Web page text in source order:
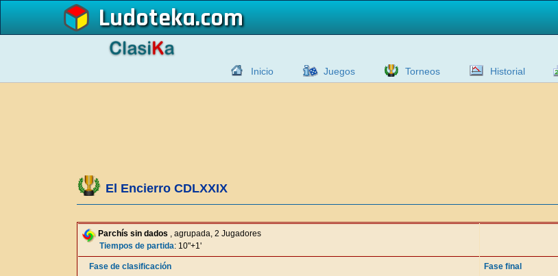
Ludoteka
Inicio Juegos Torneos Historial
El Encierro CDLXXIX
Parchís sin dados , agrupada, 2 Jugadores
Tiempos de partida: 10"+1'
Fase de clasificación
Fase final